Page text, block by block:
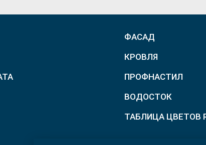
ФАСАД
КРОВЛЯ
ПРОФНАСТИЛ
ВОДОСТОК
ТАБЛИЦА ЦВЕТОВ